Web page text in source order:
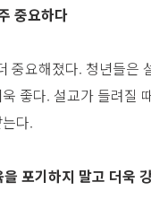
중요하다
요해졌다. 청년들은
좋다. 설교가 들려질
다.
포기하지 말고 더욱